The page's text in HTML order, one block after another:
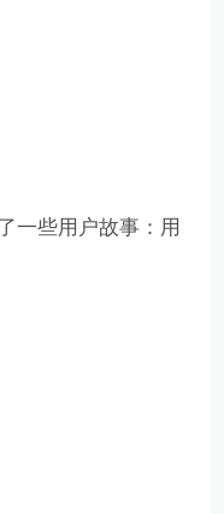
一些用户故事：用